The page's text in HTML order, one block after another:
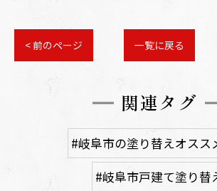
< 前のページ 一覧に戻る
関連タグ
#岐阜市の塗り替えオスス
#岐阜市戸建て塗り替